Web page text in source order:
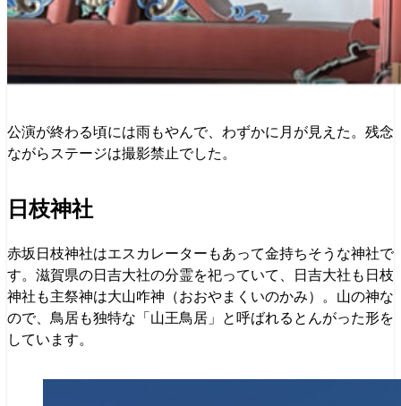
公演が終わる頃には雨もやんで、わずかに月が見えた。残念
ながらステージは撮影禁止でした。
日枝神社
赤坂日枝神社はエスカレーターもあって金持ちそうな神社で
す。滋賀県の日吉大社の分霊を祀っていて、日吉大社も日枝
神社も主祭神は大山咋神（おおやまくいのかみ）。山の神な
ので、鳥居も独特な「山王鳥居」と呼ばれるとんがった形を
しています。